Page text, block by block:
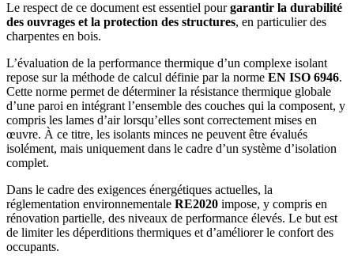
Le respect de ce document est essentiel pourgarantir la durabilité
des ouvrages et la protection des structures, en particulier des
charpentes en bois.
L’évaluation de la performance thermique d’un complexe isolant
repose sur la méthode de calcul définie par la norme EN ISO 6946.
Cette norme permet de déterminer la résistance thermique globale
d’une paroi en intégrant l’ensemble des couches qui la composent, y
compris les lames d’air lorsqu’elles sont correctement mises en
œuvre. À ce titre, les isolants minces ne peuvent être évalués
isolément, mais uniquement dans le cadre d’un système d’isolation
complet.
Dans le cadre des exigences énergétiques actuelles, la
réglementation environnementale RE2020 impose, y compris en
rénovation partielle, des niveaux de performance élevés. Le but est
de limiter les déperditions thermiques et d’améliorer le confort des
occupants.